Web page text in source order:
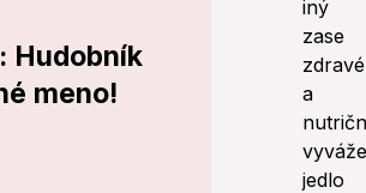
Hudobník
meno!